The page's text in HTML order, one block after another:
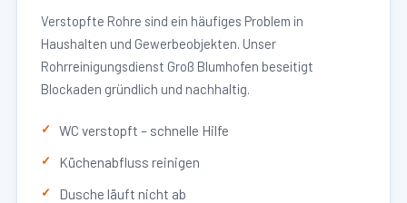
Verstopfte Rohre sind ein häufiges Problem in
Haushalten und Gewerbeobjekten. Unser
Rohrreinigungsdienst Groß Blumhofen beseitigt
Blockaden gründlich und nachhaltig.
WC verstopft – schnelle Hilfe
Küchenabfluss reinigen
Dusche läuft nicht ab